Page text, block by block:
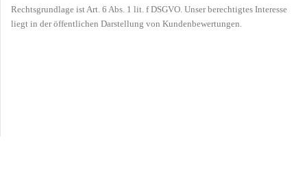
Rechtsgrundlage ist Art. 6 Abs. 1 lit. f DSGVO. Unser berechtigtes Interesse
liegt in der öffentlichen Darstellung von Kundenbewertungen.